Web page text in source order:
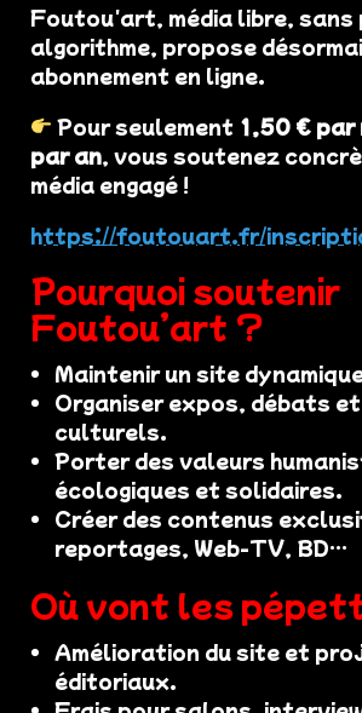
Foutou'art, média libre, sans
algorithme, propose
abonnement en ligne.
Pour seulement 1,50 € par
par an, vous soutenez
média engagé !
https://foutouart.fr/
Pourquoi soutenir
Foutou’art ?
Maintenir un site
Organiser expos, débats
culturels.
Porter des valeurs
écologiques et solidaires.
Créer des contenus
reportages, Web-TV, BD…
Où vont les
Amélioration du site et
éditoriaux.